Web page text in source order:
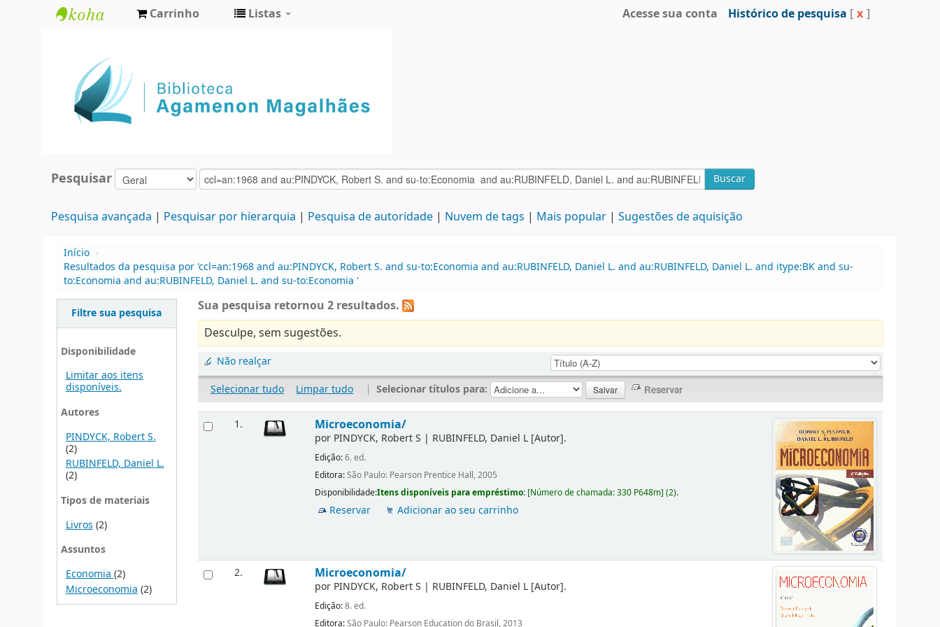
Agamenon
Magalhães
Carrinho Listas Acesse sua conta Histórico de pesquisa [ x ]
Pesquisar Buscar
Pesquisa avançada Pesquisar por hierarquia Pesquisa de autoridade Nuvem de tags Mais popular Sugestões de aquisição
Início ›
Resultados da pesquisa por 'ccl=an:1968 and au:PINDYCK, Robert S. and su-to:Economia and au:RUBINFELD, Daniel L. and au:RUBINFELD, Daniel L. and itype:BK and su-
to:Economia and au:RUBINFELD, Daniel L. and su-to:Economia '
Filtre sua pesquisa
Disponibilidade
Limitar aos itens
disponíveis.
Autores
PINDYCK, Robert S.
(2)
RUBINFELD, Daniel L.
(2)
Tipos de materiais
Livros (2)
Assuntos
Economia (2)
Microeconomia (2)
Sua pesquisa retornou 2 resultados.
Desculpe, sem sugestões.
Não realçar
Selecionar tudo
Limpar tudo | Selecionar títulos para:
1. Microeconomia/
por PINDYCK, Robert S | RUBINFELD, Daniel L [Autor].
Edição:6. ed.
Editora:São Paulo: Pearson Prentice Hall, 2005
Disponibilidade:Itens disponíveis para empréstimo: [Número de chamada:330 P648m](2).
Reservar Adicionar ao seu carrinho
2. Microeconomia/
por PINDYCK, Robert S | RUBINFELD, Daniel L [Autor].
Edição:8. ed.
Editora:São Paulo: Pearson Education do Brasil, 2013